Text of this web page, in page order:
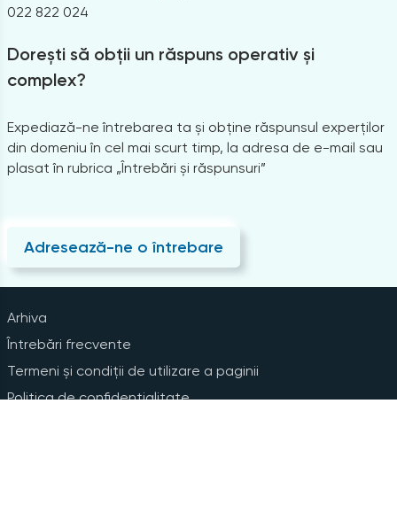
022 822 024
Dorești să obții un răspuns operativ și
complex?
Expediază-ne întrebarea ta și obține răspunsul experților
din domeniu în cel mai scurt timp, la adresa de e-mail sau
plasat în rubrica „Întrebări și răspunsuri”
Adresează-ne o întrebare
Arhiva
Întrebări frecvente
Termeni și condiții de utilizare a paginii
Politica de confidențialitate